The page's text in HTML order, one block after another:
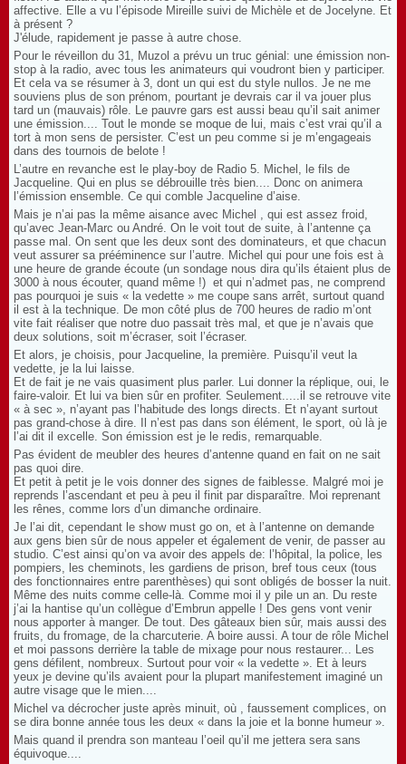
affective. Elle a vu l’épisode Mireille suivi de Michèle et de Jocelyne. Et
à présent ?
J'élude, rapidement je passe à autre chose.
Pour le réveillon du 31, Muzol a prévu un truc génial: une émission non-
stop à la radio, avec tous les animateurs qui voudront bien y participer.
Et cela va se résumer à 3, dont un qui est du style nullos. Je ne me
souviens plus de son prénom, pourtant je devrais car il va jouer plus
tard un (mauvais) rôle. Le pauvre gars est aussi beau qu’il sait animer
une émission.... Tout le monde se moque de lui, mais c’est vrai qu’il a
tort à mon sens de persister. C’est un peu comme si je m’engageais
dans des tournois de belote !
L’autre en revanche est le play-boy de Radio 5. Michel, le fils de
Jacqueline. Qui en plus se débrouille très bien.... Donc on animera
l’émission ensemble. Ce qui comble Jacqueline d’aise.
Mais je n’ai pas la même aisance avec Michel , qui est assez froid,
qu’avec Jean-Marc ou André. On le voit tout de suite, à l’antenne ça
passe mal. On sent que les deux sont des dominateurs, et que chacun
veut assurer sa prééminence sur l’autre. Michel qui pour une fois est à
une heure de grande écoute (un sondage nous dira qu’ils étaient plus de
3000 à nous écouter, quand même !) et qui n’admet pas, ne comprend
pas pourquoi je suis « la vedette » me coupe sans arrêt, surtout quand
il est à la technique. De mon côté plus de 700 heures de radio m’ont
vite fait réaliser que notre duo passait très mal, et que je n’avais que
deux solutions, soit m’écraser, soit l’écraser.
Et alors, je choisis, pour Jacqueline, la première. Puisqu’il veut la
vedette, je la lui laisse.
Et de fait je ne vais quasiment plus parler. Lui donner la réplique, oui, le
faire-valoir. Et lui va bien sûr en profiter. Seulement.....il se retrouve vite
« à sec », n’ayant pas l’habitude des longs directs. Et n’ayant surtout
pas grand-chose à dire. Il n’est pas dans son élément, le sport, où là je
l’ai dit il excelle. Son émission est je le redis, remarquable.
Pas évident de meubler des heures d’antenne quand en fait on ne sait
pas quoi dire.
Et petit à petit je le vois donner des signes de faiblesse. Malgré moi je
reprends l’ascendant et peu à peu il finit par disparaître. Moi reprenant
les rênes, comme lors d’un dimanche ordinaire.
Je l’ai dit, cependant le show must go on, et à l’antenne on demande
aux gens bien sûr de nous appeler et également de venir, de passer au
studio. C’est ainsi qu’on va avoir des appels de: l’hôpital, la police, les
pompiers, les cheminots, les gardiens de prison, bref tous ceux (tous
des fonctionnaires entre parenthèses) qui sont obligés de bosser la nuit.
Même des nuits comme celle-là. Comme moi il y pile un an. Du reste
j’ai la hantise qu’un collègue d’Embrun appelle ! Des gens vont venir
nous apporter à manger. De tout. Des gâteaux bien sûr, mais aussi des
fruits, du fromage, de la charcuterie. A boire aussi. A tour de rôle Michel
et moi passons derrière la table de mixage pour nous restaurer... Les
gens défilent, nombreux. Surtout pour voir « la vedette ». Et à leurs
yeux je devine qu’ils avaient pour la plupart manifestement imaginé un
autre visage que le mien....
Michel va décrocher juste après minuit, où , faussement complices, on
se dira bonne année tous les deux « dans la joie et la bonne humeur ».
Mais quand il prendra son manteau l’oeil qu’il me jettera sera sans
équivoque....